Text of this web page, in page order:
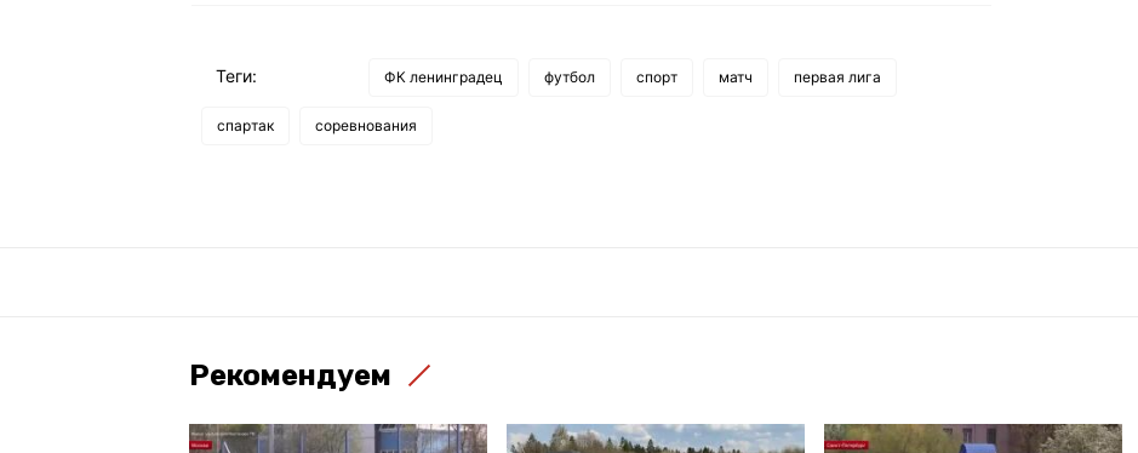
Теги: ФК ленинградец футбол спорт матч первая лига
спартак соревнования
Рекомендуем